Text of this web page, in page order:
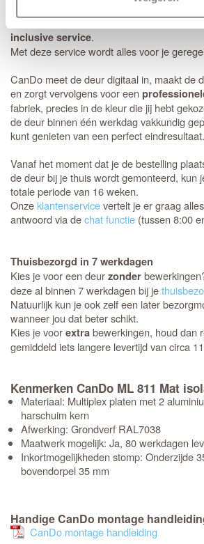
Kies voor ultiem gemak door de CanDo ML
HR++ deur te bestellen in combinatie met
inclusive service.
Met deze service wordt alles voor je
CanDo meet de deur digitaal in, maakt de
en zorgt vervolgens voor een
fabriek, precies in de kleur die jij hebt
de deur binnen één werkdag vakkundig
kunt genieten van een perfect eindresultaat.
Vanaf het moment dat je de bestelling
de deur bij je thuis wordt gemonteerd, kun
totale periode van 16 weken.
Onzeklantenservicevertelt je er graag
antwoord via dechat functie (tussen 8:00
Thuisbezorgd in 7 werkdagen
Kies je voor een deurzonder
deze al binnen 7 werkdagen bij je
Natuurlijk kun je ook zelf een later
wanneer jou dat beter schikt.
Kies je voorextrabewerkingen, houd dan
gemiddeld iets langere levertijd van circa
Kenmerken CanDo ML 811 Mat
Materiaal: Multiplex platen met 2
harschuim kern
Afwerking: Grondverf RAL7038
Maatwerk mogelijk: Ja, 80 werkdagen
Inkortmogelijkheden stomp: Onderzijde
bovendorpel 35 mm
Handige CanDo montage
CanDo montage handleiding